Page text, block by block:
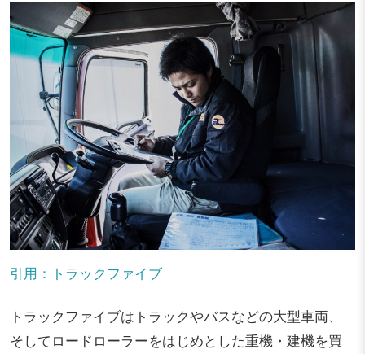
引用：トラックファイブ
トラックファイブはトラックやバスなどの大型車両、
そしてロードローラーをはじめとした重機・建機を買